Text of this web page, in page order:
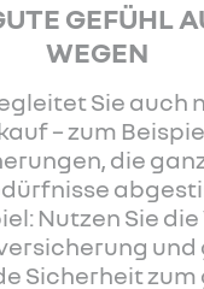
GEFÜHL
WEGEN
Sie auch
– zum
die
Nutzen Sie
und
Sicherheit